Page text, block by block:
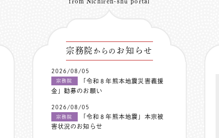
宗務院 からの お知らせ
2026/08/05
宗務院
「令和８年熊本地震災害義援
金」勧募のお願い
2026/08/05
宗務院
「令和８年熊本地震」本宗被
害状況のお知らせ